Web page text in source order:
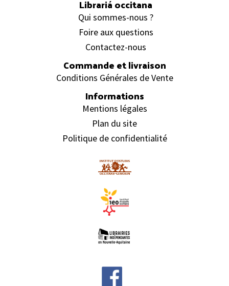
Librariá occitana
Qui sommes-nous ?
Foire aux questions
Contactez-nous
Commande et livraison
Conditions Générales de Vente
Informations
Mentions légales
Plan du site
Politique de confidentialité